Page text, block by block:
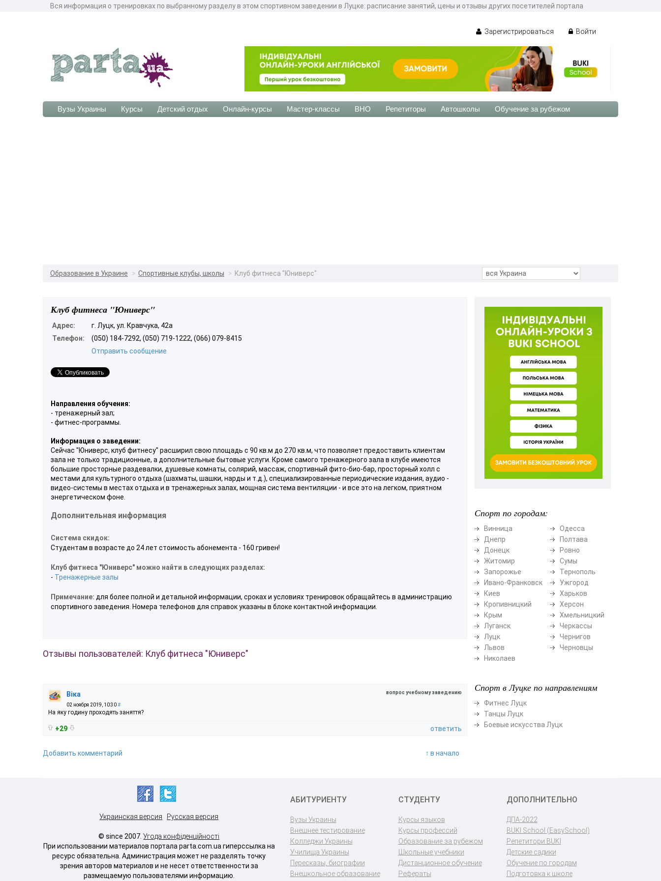
Вся информация о тренировках по выбранному разделу в этом спортивном заведении в Луцке: расписание занятий, цены и отзывы других посетителей портала
Зарегистрироваться Войти
Вузы Украины Курсы Детский отдых Онлайн-курсы Мастер-классы ВНО Репетиторы Автошколы Обучение за рубежом
Образование в Украине Спортивные клубы, школы Клуб фитнеса "Юниверс"
Клуб фитнеса "Юниверс"
Адрес:
г. Луцк, ул. Кравчука, 42а
Телефон:
(050) 184-7292, (050) 719-1222, (066) 079-8415
Отправить сообщение
Направления обучения:
- тренажерный зал;
- фитнес-программы.
Информация о заведении:
Сейчас "Юниверс, клуб фитнесу" расширил свою площадь с 90 кв.м до 270 кв.м, что позволяет предоставить клиентам
зала не только традиционные, а дополнительные бытовые услуги. Кроме самого тренажерного зала в клубе имеются
большие просторные раздевалки, душевые комнаты, солярий, массаж, спортивный фито-био-бар, просторный холл с
местами для культурного отдыха (шахматы, шашки, нарды и т.д.), специализированные периодические издания, аудио -
видео-системы в местах отдыха и в тренажерных залах, мощная система вентиляции - и все это на легком, приятном
энергетическом фоне.
Дополнительная информация
Система скидок:
Студентам в возрасте до 24 лет стоимость абонемента - 160 гривен!
Клуб фитнеса "Юниверс" можно найти в следующих разделах:
- Тренажерные залы
Примечание: для более полной и детальной информации, сроках и условиях тренировок обращайтесь в администрацию
спортивного заведения. Номера телефонов для справок указаны в блоке контактной информации.
Отзывы пользователей: Клуб фитнеса "Юниверс"
вопрос учебному заведению
Віка
02 ноября 2019, 10:30#
На яку годину проходять заняття?
+29 ответить
Добавить комментарий ↑ в начало
Спорт по городам:
Винница
Днепр
Донецк
Житомир
Запорожье
Ивано-Франковск
Киев
Кропивницкий
Крым
Луганск
Луцк
Львов
Николаев
Одесса
Полтава
Ровно
Сумы
Тернополь
Ужгород
Харьков
Херсон
Хмельницкий
Черкассы
Чернигов
Черновцы
Спорт в Луцке по направлениям
Фитнес Луцк
Танцы Луцк
Боевые искусства Луцк
Украинская версия Русская версия
© since 2007.Угода конфіденційності
При использовании материалов портала parta.com.ua гиперссылка на
ресурс обязательна. Администрация может не разделять точку
зрения авторов материалов и не несет ответственности за
размещаемую пользователями информацию.
АБИТУРИЕНТУ
Вузы Украины
Внешнее тестирование
Колледжи Украины
Училища Украины
Пересказы, биографии
Внешкольное образование
СТУДЕНТУ
Курсы языков
Курсы профессий
Образование за рубежом
Школьные учебники
Дистанционное обучение
Рефераты
ДОПОЛНИТЕЛЬНО
ДПА-2022
BUKI School (EasySchool)
Репетитори BUKI
Детские садики
Обучение по городам
Подготовка к школе